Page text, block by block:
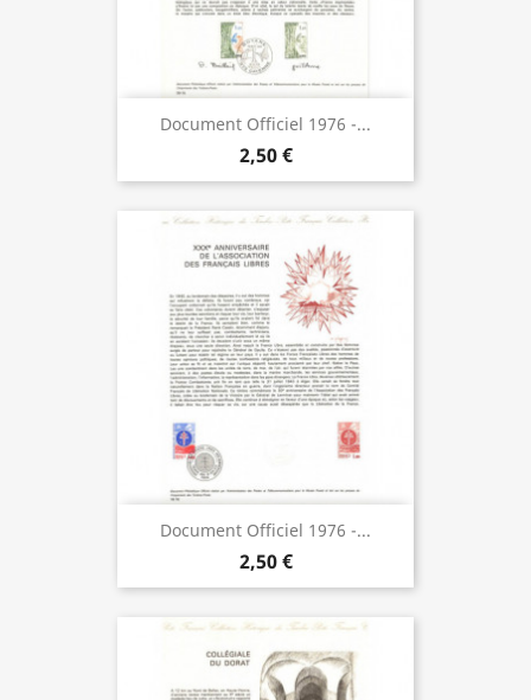
Document Officiel 1976 -...
2,50 €
Document Officiel 1976 -...
2,50 €